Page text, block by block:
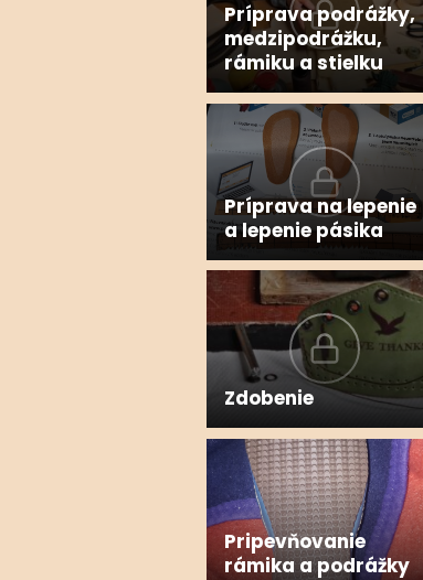
Príprava podrážky,
medzipodrážku,
rámiku a stielku
Príprava na lepenie
a lepenie pásika
Zdobenie
Pripevňovanie
rámika a podrážky